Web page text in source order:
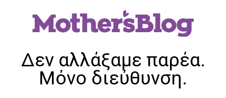
Δεν αλλάξαμε παρέα.
Μόνο διεύθυνση.